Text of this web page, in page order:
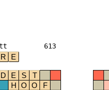
613
R E
D E S
T
H O O
F